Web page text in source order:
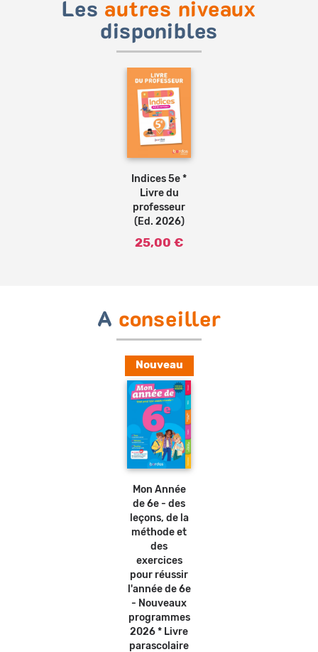
Les autres niveaux
disponibles
Ajouter
au
Indices 5e *
Livre du
professeur
(Ed. 2026)
25,00 €
A conseiller
Nouveau
Ajouter
au
Mon Année
de 6e - des
leçons, de la
méthode et
des
exercices
pour réussir
l'année de 6e
- Nouveaux
programmes
2026 * Livre
parascolaire